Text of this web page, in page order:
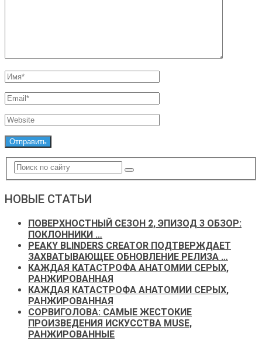
НОВЫЕ СТАТЬИ
ПОВЕРХНОСТНЫЙ СЕЗОН 2, ЭПИЗОД 3 ОБЗОР:
ПОКЛОННИКИ …
PEAKY BLINDERS CREATOR ПОДТВЕРЖДАЕТ
ЗАХВАТЫВАЮЩЕЕ ОБНОВЛЕНИЕ РЕЛИЗА …
КАЖДАЯ КАТАСТРОФА АНАТОМИИ СЕРЫХ,
РАНЖИРОВАННАЯ
КАЖДАЯ КАТАСТРОФА АНАТОМИИ СЕРЫХ,
РАНЖИРОВАННАЯ
СОРВИГОЛОВА: САМЫЕ ЖЕСТОКИЕ
ПРОИЗВЕДЕНИЯ ИСКУССТВА MUSE,
РАНЖИРОВАННЫЕ